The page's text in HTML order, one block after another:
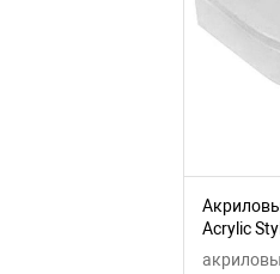
Acrylic